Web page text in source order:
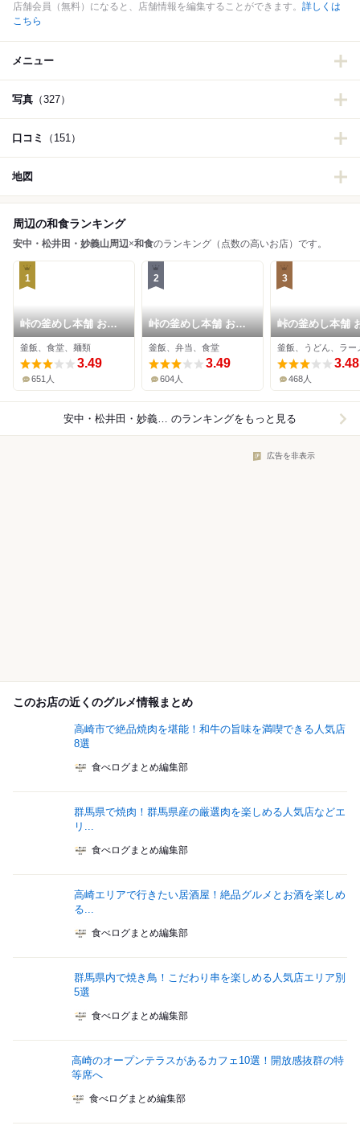
店舗会員（無料）になると、店舗情報を編集することができます。 詳しくは
こちら
メニュー
写真 （327）
口コミ （151）
地図
周辺の和食ランキング
安中・松井田・妙義山周辺×和食のランキング（点数の高いお店）です。
1
峠の釜めし本舗 おぎ
のや 上信越自動車道
横川サービスエリア
(上り線)店
釜飯、食堂、麺類
3.49
651人
2
峠の釜めし本舗 おぎ
のや 横川本店
釜飯、弁当、食堂
3.49
604人
3
峠の釜めし本舗
のや 横川店
釜飯、うどん、ラー
3.48
468人
安中・松井田・妙義山周辺×和食 のランキングをもっと見る
広告を非表示
このお店の近くのグルメ情報まとめ
高崎市で絶品焼肉を堪能！和牛の旨味を満喫できる人気店
8選
食べログまとめ編集部
群馬県で焼肉！群馬県産の厳選肉を楽しめる人気店などエ
リ...
食べログまとめ編集部
高崎エリアで行きたい居酒屋！絶品グルメとお酒を楽しめ
る...
食べログまとめ編集部
群馬県内で焼き鳥！こだわり串を楽しめる人気店エリア別
5選
食べログまとめ編集部
高崎のオープンテラスがあるカフェ10選！開放感抜群の特
等席へ
食べログまとめ編集部